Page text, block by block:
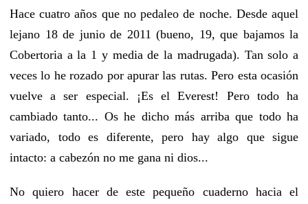
Hace cuatro años que no pedaleo de noche. Desde aquel
lejano 18 de junio de 2011 (bueno, 19, que bajamos la
Cobertoria a la 1 y media de la madrugada). Tan solo a
veces lo he rozado por apurar las rutas. Pero esta ocasión
vuelve a ser especial. ¡Es el Everest! Pero todo ha
cambiado tanto... Os he dicho más arriba que todo ha
variado, todo es diferente, pero hay algo que sigue
intacto: a cabezón no me gana ni dios...
No quiero hacer de este pequeño cuaderno hacia el